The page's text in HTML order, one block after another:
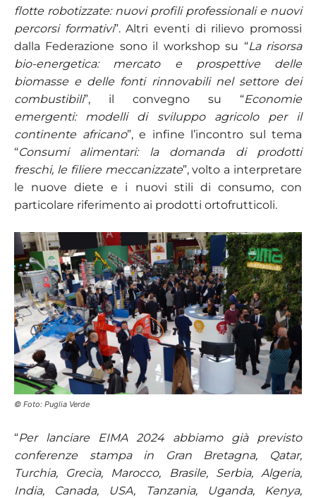
flotte robotizzate: nuovi profili professionali e nuovi
percorsi formativi”.Altri eventi di rilievo promossi
dalla Federazione sono il workshop su “La risorsa
bio-energetica: mercato e prospettive delle
biomasse e delle fonti rinnovabili nel settore dei
combustibili”, il convegno su “Economie
emergenti: modelli di sviluppo agricolo per il
continente africano”, e infine l’incontro sul tema
“Consumi alimentari: la domanda di prodotti
freschi, le filiere meccanizzate”, volto a interpretare
le nuove diete e i nuovi stili di consumo, con
particolare riferimento ai prodotti ortofrutticoli.
© Foto: Puglia Verde
“Per lanciare EIMA 2024 abbiamo già previsto
conferenze stampa in Gran Bretagna, Qatar,
Turchia, Grecia, Marocco, Brasile, Serbia, Algeria,
India, Canada, USA, Tanzania, Uganda, Kenya,